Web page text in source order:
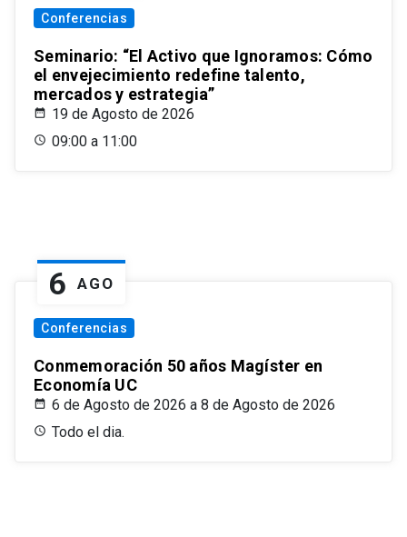
Conferencias
Seminario: “El Activo que Ignoramos: Cómo
el envejecimiento redefine talento,
mercados y estrategia”
19 de Agosto de 2026
09:00 a 11:00
6 AGO
Conferencias
Conmemoración 50 años Magíster en
Economía UC
6 de Agosto de 2026 a 8 de Agosto de 2026
Todo el dia.